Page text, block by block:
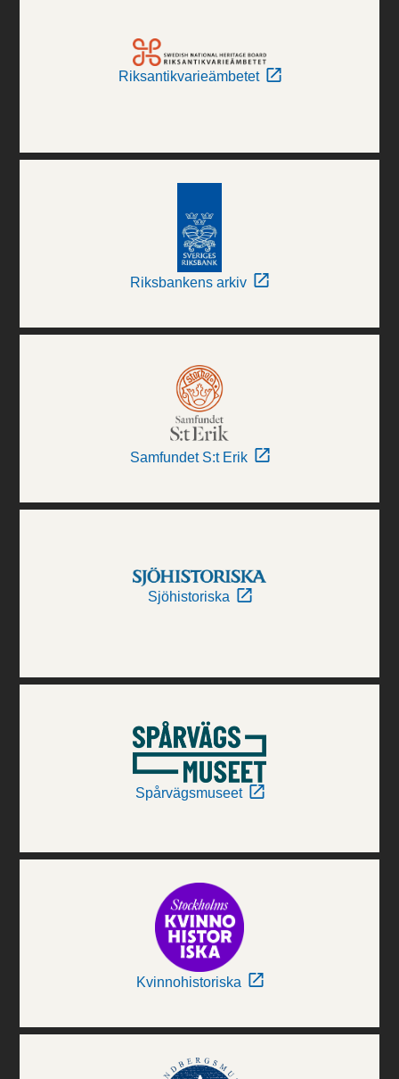
Riksantikvarieämbetet
Riksbankens arkiv
Samfundet S:t Erik
Sjöhistoriska
Spårvägsmuseet
Kvinnohistoriska